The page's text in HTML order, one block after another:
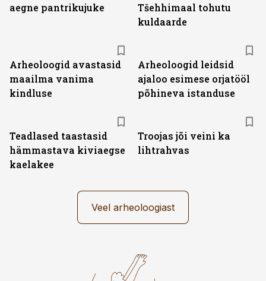
aegne pantrikujuke
Tšehhimaal tohutu
kuldaarde
Arheoloogid avastasid
maailma vanima
kindluse
Arheoloogid leidsid
ajaloo esimese orjatööl
põhineva istanduse
Teadlased taastasid
hämmastava kiviaegse
kaelakee
Troojas jõi veini ka
lihtrahvas
Veel arheoloogiast